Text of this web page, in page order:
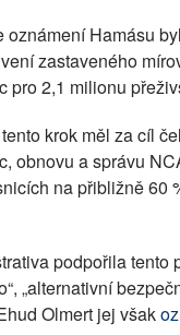
oznámení Hamásu
zastaveného
pro 2,1 milionu
krok měl za cíl
obnovu a správu
na přibližně 60
podpořila
„alternativní
Olmert jej však